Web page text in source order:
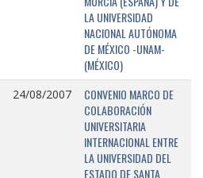
LA UNIVERSIDAD
NACIONAL AUTÓNOMA
DE MÉXICO -UNAM-
(MÉXICO)
24/08/2007
CONVENIO MARCO DE
COLABORACIÓN
UNIVERSITARIA
INTERNACIONAL ENTRE
LA UNIVERSIDAD DEL
ESTADO DE SANTA